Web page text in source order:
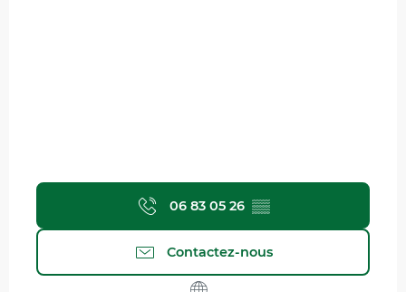
06 83 05 26 ▒▒
Contactez-nous